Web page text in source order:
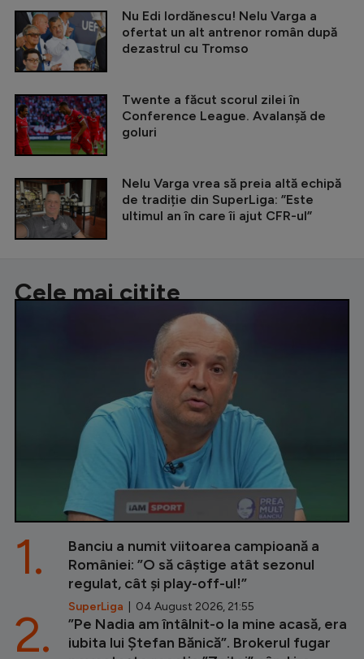
Nu Edi Iordănescu! Nelu Varga a
ofertat un alt antrenor român după
dezastrul cu Tromso
Twente a făcut scorul zilei în
Conference League. Avalanșă de
goluri
Nelu Varga vrea să preia altă echipă
de tradiție din SuperLiga: ”Este
ultimul an în care îi ajut CFR-ul”
Cele mai citite
Banciu a numit viitoarea campioană a
României: ”O să câștige atât sezonul
regulat, cât și play-off-ul!”
SuperLiga | 04 August 2026, 21:55
1.
”Pe Nadia am întâlnit-o la mine acasă, era
iubita lui Ștefan Bănică”. Brokerul fugar
2.